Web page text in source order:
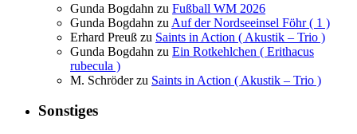
Gunda Bogdahn zu Fußball WM 2026
Gunda Bogdahn zu Auf der Nordseeinsel Föhr ( 1 )
Erhard Preuß zu Saints in Action ( Akustik – Trio )
Gunda Bogdahn zu Ein Rotkehlchen ( Erithacus
rubecula )
M. Schröderzu Saints in Action ( Akustik – Trio )
Sonstiges